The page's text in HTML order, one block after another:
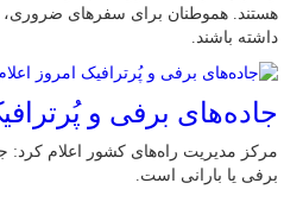
هستند. هموطنان برای سفرهای ضروری،
داشته باشند.
جاده‌های برفی و
برفی یا بارانی است.